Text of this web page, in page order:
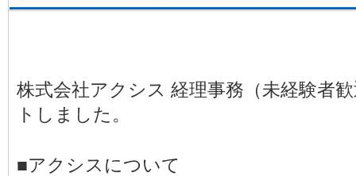
株式会社アクシス 経理事務（未経験者
トしました。
■アクシスについて